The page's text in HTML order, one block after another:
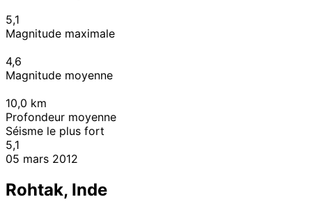
5,1
Magnitude maximale
4,6
Magnitude moyenne
10,0 km
Profondeur moyenne
Séisme le plus fort
5,1
05 mars 2012
Rohtak, Inde